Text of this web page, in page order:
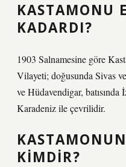
KASTAMONU
KADARDI?
1903 Salnamesine göre
Vilayeti; doğusunda Sivas
ve Hüdavendigar, batısında
Karadeniz ile çevrilidir.
KIMDIR?